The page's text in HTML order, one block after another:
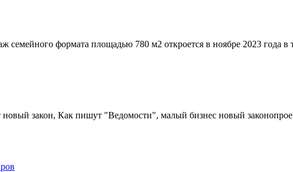
семейного формата площадью 780 м2 откроется в ноябре 2023 года
закон, Как пишут "Ведомости", малый бизнес новый